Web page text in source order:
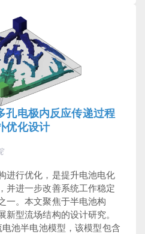
孔电极内反应传递过程
优化设计
进行优化，是提升电池电化
并进一步改善系统工作稳定
一。本文聚焦于半电池构
型流场结构的设计研究。
池半电池模型，该模型包含